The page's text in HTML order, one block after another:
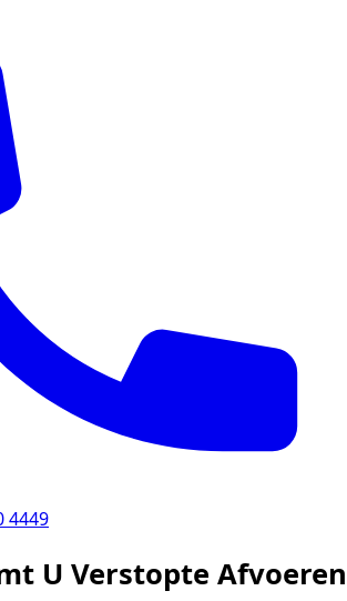
4449
U Verstopte Afvoeren